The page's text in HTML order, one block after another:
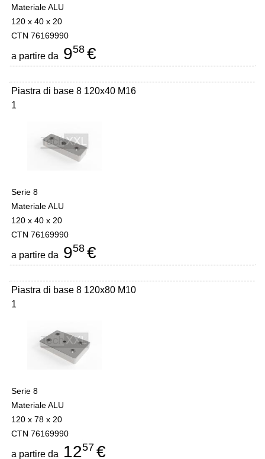
Materiale ALU
120 x 40 x 20
CTN 76169990
a partire da 958 €
Piastra di base 8 120x40 M16
1
Serie 8
Materiale ALU
120 x 40 x 20
CTN 76169990
a partire da 958 €
Piastra di base 8 120x80 M10
1
Serie 8
Materiale ALU
120 x 78 x 20
CTN 76169990
a partire da 1257 €